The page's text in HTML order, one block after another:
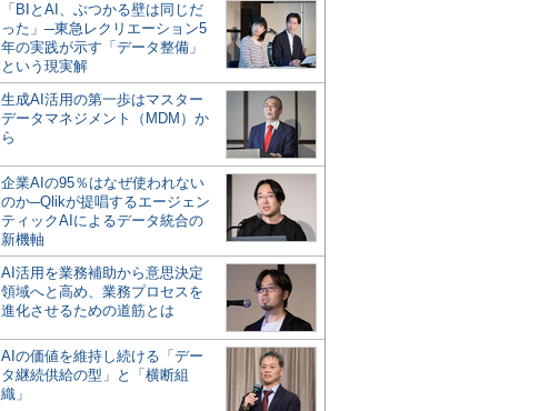
「BIとAI、ぶつかる壁は同じだ
った」─東急レクリエーション5
年の実践が示す「データ整備」
という現実解
生成AI活用の第一歩はマスター
データマネジメント（MDM）か
ら
企業AIの95％はなぜ使われない
のか─Qlikが提唱するエージェン
ティックAIによるデータ統合の
新機軸
AI活用を業務補助から意思決定
領域へと高め、業務プロセスを
進化させるための道筋とは
AIの価値を維持し続ける「デー
タ継続供給の型」と「横断組
織」